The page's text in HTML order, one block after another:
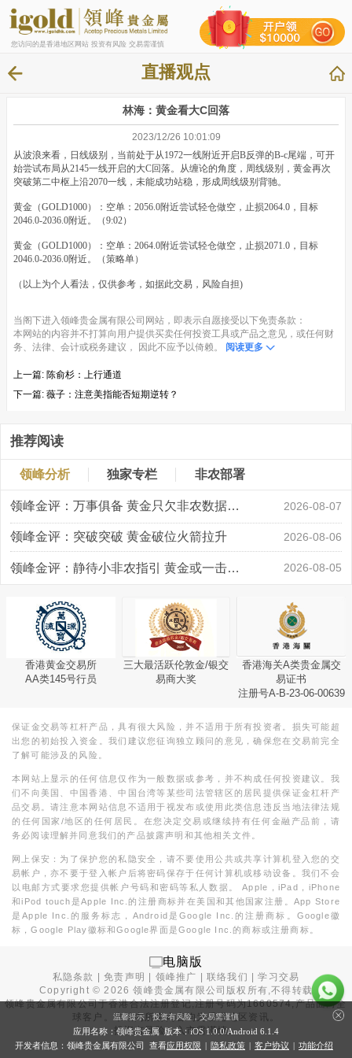
您访问的是香港地区网站 投资有风险 交易需谨慎
直播观点
林海：黄金看大C回落
2023/12/26 10:01:09
从波浪来看，日线级别，当前处于从1972一线附近开启B反弹的B-c尾端，可开
始尝试布局从2145一线开启的大C回落。从缠论的角度，周线级别，黄金再次
突破第二中枢上沿2070一线，未能成功站稳，形成周线级别背驰。
黄金（GOLD1000）：空单：2056.0附近尝试轻仓做空，止损2064.0，目标
2046.0-2036.0附近。（9:02）
黄金（GOLD1000）：空单：2064.0附近尝试轻仓做空，止损2071.0，目标
2046.0-2036.0附近。（策略单）
（以上为个人看法，仅供参考，如据此交易，风险自担)
当阁下进入领峰贵金属有限公司网站，即表示自愿接受以下免责条款：
本网站的内容并不打算向用户提供买卖任何投资工具或产品之意见，或任何财
务、法律、会计或税务建议， 因此不应予以倚赖。
阅读更多
上一篇: 陈俞杉：上行通道
下一篇: 薇子：注意美指能否短期逆转？
推荐阅读
领峰分析 独家专栏 非农部署
领峰金评：万事俱备 黄金只欠非农数据“东风” 2026-08-07
领峰金评：突破突破 黄金破位火箭拉升 2026-08-06
领峰金评：静待小非农指引 黄金或一击破局 2026-08-05
香港黄金交易所
AA类145号行员
三大最活跃伦敦金/银交
易商大奖
香港海关A类贵金属交
易证书
注册号A-B-23-06-00639
保证金交易等杠杆产品，具有很大风险，并不适用于所有投资者。损失可能超
出您的初始投入资金。我们建议您征询独立顾问的意见，确保您在交易前完全
了解可能涉及的风险。
本网站上显示的任何信息仅作为一般数据或参考，并不构成任何投资建议。我
们不向美国、中国香港、中国台湾等某些司法管辖区的居民提供保证金杠杆产
品交易。请注意本网站信息不适用于视发布或使用此类信息违反当地法律法规
的任何国家/地区的任何居民。在您决定交易或继续持有任何金融产品前，请
务必阅读理解并同意我们的产品披露声明和其他相关文件。
网上保安：为了保护您的私隐安全，请不要使用公共或共享计算机登入您的交
易帐户，亦不要于登入帐户后将密码保存于任何计算机或移动设备。我们不会
以电邮方式要求您提供帐户号码和密码等私人数据。 Apple，iPad，iPhone
和iPod touch是Apple Inc.的注册商标并在美国和其他国家注册。App Store
是Apple Inc.的服务标志，Android是Google Inc.的注册商标。Google徽
标，Google Play徽标和Google界面是Google Inc.的商标或注册商标。
电脑版
私隐条款 |免责声明 领峰推广 |联络我们 |学习交易
Copyright ©2026 领峰贵金属有限公司版权所有,不得转载
领峰贵金属有限公司于香港合法注册登记,注册号码为1660574,产品面向全
球客户。本站内所有内容均为香港地区资讯。
投资有风险，入市需谨慎。
温馨提示：投资有风险，交易需谨慎
应用名称：领峰贵金属 版本：iOS 1.0.0/Android 6.1.4
开发者信息：领峰贵金属有限公司 查看应用权限 | 隐私政策 | 客户协议 | 功能介绍